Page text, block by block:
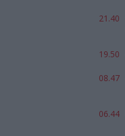
21.40
19.50
08.47
06.44